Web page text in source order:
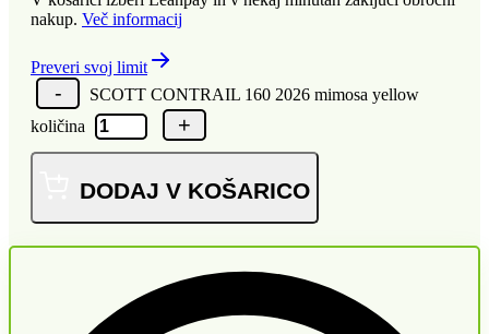
nakup. Več informacij
Preveri svoj limit
SCOTT CONTRAIL 160 2026 mimosa yellow
količina
DODAJ V KOŠARICO